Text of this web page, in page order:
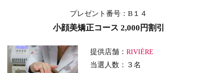
プレゼント番号：B１４
小顔美矯正コース 2,000円割引
提供店舗：RIVIÈRE
当選人数：３名